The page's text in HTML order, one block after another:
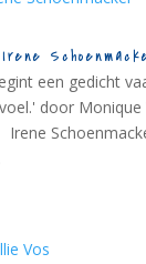
een gedicht
door Monique